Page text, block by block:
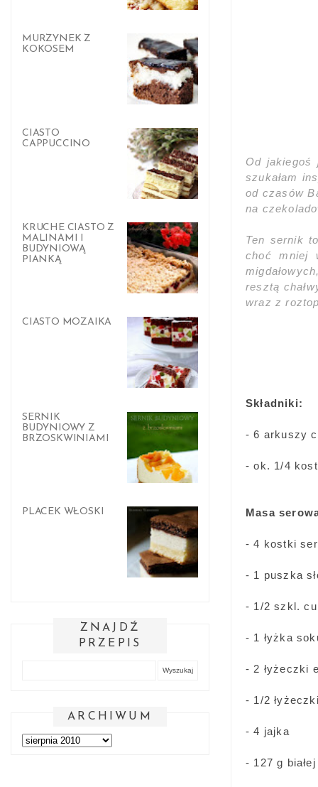
Od jakiegoś
szukałam
od czasów
na
Ten sernik
choć mniej
resztą
wraz z
Składniki:
- 6 arkuszy
- ok. 1/4
Masa
- 4 kostki
- 1 puszka
- 1/2 szkl.
- 1 łyżka
- 2 łyżeczki
- 1/2
- 4 jajka
- 127 g
MURZYNEK Z
KOKOSEM
CIASTO
CAPPUCCINO
KRUCHE CIASTO Z
MALINAMI I
BUDYNIOWĄ
PIANKĄ
CIASTO MOZAIKA
SERNIK
BUDYNIOWY Z
BRZOSKWINIAMI
PLACEK WŁOSKI
ZNAJDŹ
PRZEPIS
ARCHIWUM